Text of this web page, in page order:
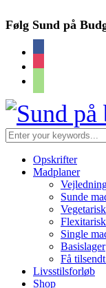
Følg Sund på
Opskrifter
Madplaner
Sunde
Single
Basislager
Få
Livsstilsforløb
Shop